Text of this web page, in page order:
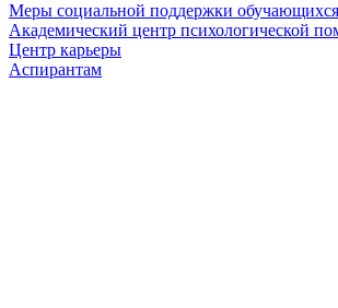
Меры социальной поддержки обучающихся
Академический центр психологической
Центр карьеры
Аспирантам